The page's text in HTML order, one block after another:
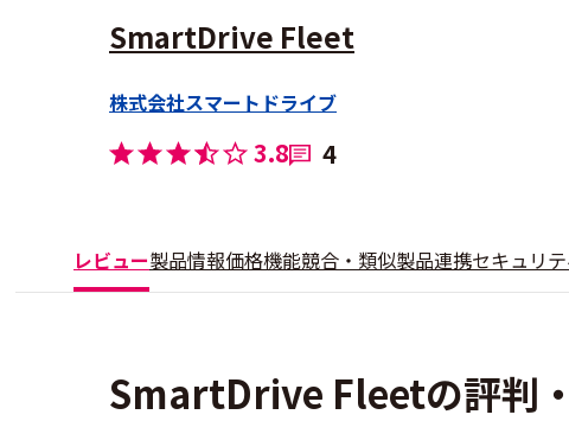
SmartDrive Fleet
株式会社スマートドライブ
3.8 4
レビュー製品情報価格機能競合・類似製品連携セキュリ
SmartDrive Fleetの評判